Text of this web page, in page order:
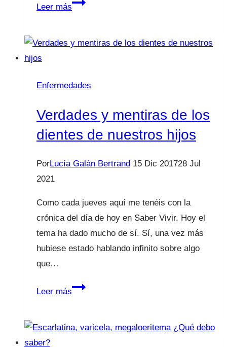
Leer másFiebre:
mitos
Enfermedades
Verdades y mentiras de los
dientes de nuestros hijos
PorLucía Galán Bertrand 15 Dic 201728 Jul
2021
Como cada jueves aquí me tenéis con la
crónica del día de hoy en Saber Vivir. Hoy el
tema ha dado mucho de sí. Sí, una vez más
hubiese estado hablando infinito sobre algo
que…
Leer másVerdades
de